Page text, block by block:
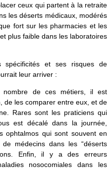
ceux qui partent à la retraite
les déserts médicaux, modérés
fort sur les pharmacies et les
plus faible dans les laboratoires
et ses risques de
leur arriver :
nombre de ces métiers, il est
de les comparer entre eux, et de
Rares sont les praticiens qui
est décalé dans la journée,
ophtalmos qui sont souvent en
médecins dans les “déserts
Enfin, il y a des erreurs
nosocomiales dans les